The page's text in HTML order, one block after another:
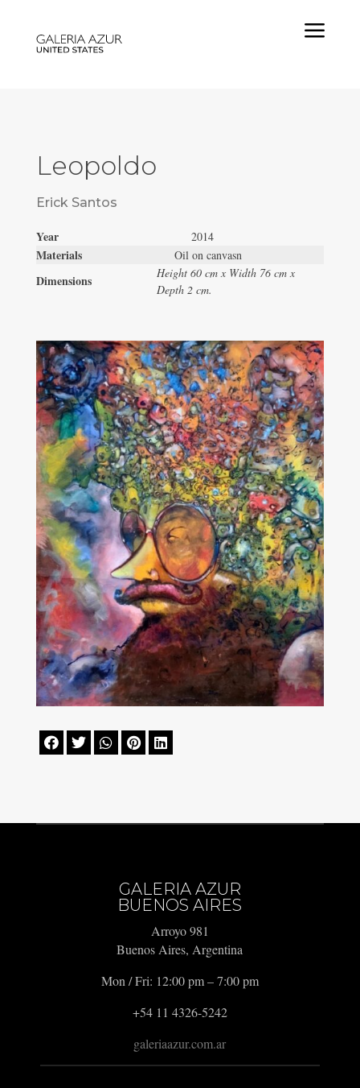
a
Leopoldo
Erick Santos
Year 2014
Materials Oil on canvasn
Dimensions
Height 60 cm x Width 76 cm x
Depth 2 cm.
    
GALERIA AZUR
BUENOS AIRES
Arroyo 981
Buenos Aires, Argentina
Mon / Fri: 12:00 pm – 7:00 pm
+54 11 4326-5242
galeriaazur.com.ar